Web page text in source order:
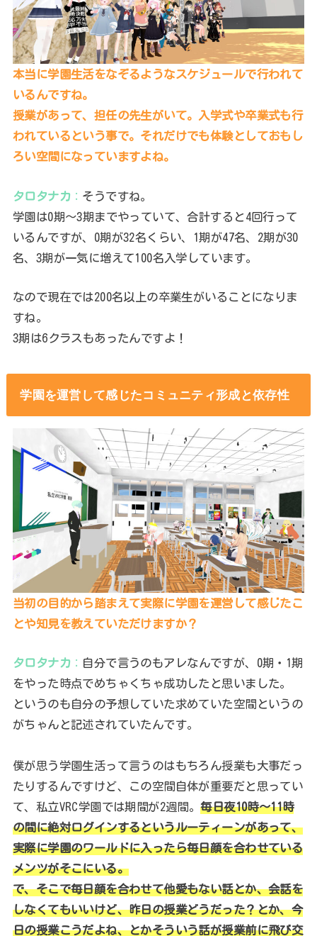
本当に学園生活をなぞるようなスケジュールで行われて
いるんですね。
授業があって、担任の先生がいて。入学式や卒業式も行
われているという事で。それだけでも体験としておもし
ろい空間になっていますよね。
タロタナカ： そうですね。
学園は0期～3期までやっていて、合計すると4回行って
いるんですが、0期が32名くらい、1期が47名、2期が30
名、3期が一気に増えて100名入学しています。
なので現在では200名以上の卒業生がいることになりま
すね。
3期は6クラスもあったんですよ！
学園を運営して感じたコミュニティ形成と依存性
当初の目的から踏まえて実際に学園を運営して感じたこ
とや知見を教えていただけますか？
タロタナカ： 自分で言うのもアレなんですが、0期・1期
をやった時点でめちゃくちゃ成功したと思いました。
というのも自分の予想していた求めていた空間というの
がちゃんと記述されていたんです。
僕が思う学園生活って言うのはもちろん授業も大事だっ
たりするんですけど、この空間自体が重要だと思ってい
て、私立VRC学園では期間が2週間。毎日夜10時～11時
の間に絶対ログインするというルーティーンがあって、
実際に学園のワールドに入ったら毎日顔を合わせている
メンツがそこにいる。
で、そこで毎日顔を合わせて他愛もない話とか、会話を
しなくてもいいけど、昨日の授業どうだった？とか、今
日の授業こうだよね、とかそういう話が授業前に飛び交